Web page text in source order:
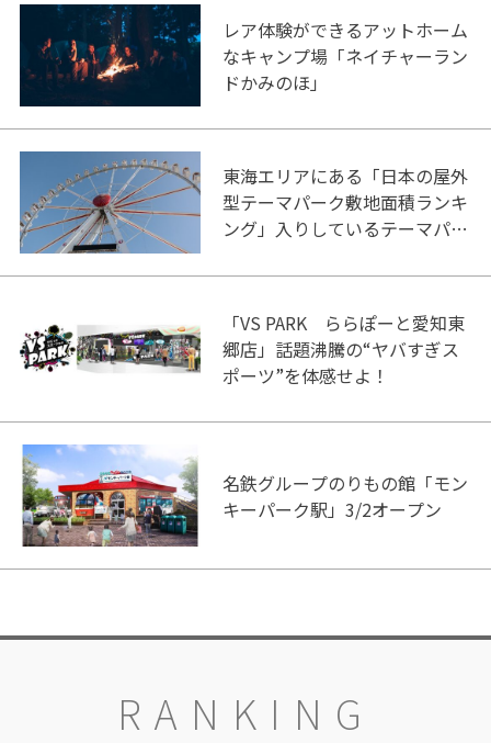
レア体験ができるアットホーム
なキャンプ場「ネイチャーラン
ドかみのほ」
東海エリアにある「日本の屋外
型テーマパーク敷地面積ランキ
ング」入りしているテーマパー
「VS PARK ららぽーと愛知東
郷店」話題沸騰の“ヤバすぎス
ポーツ”を体感せよ！
名鉄グループのりもの館「モン
キーパーク駅」3/2オープン
RANKING